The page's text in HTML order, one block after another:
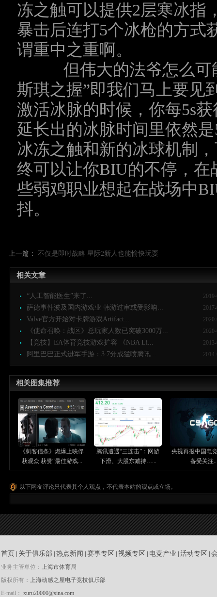
冻之触可以提供2层寒冰指
暴击后连打5个冰枪的方式
谓重中之重啊。
但伟大的法爷怎么可
斯琪之握”即我们马上要见
激活冰脉的时候，你每5s获
延长出的冰脉时间里依然是
冰冻之触和新的冰球机制
终可以让你BIU的不停，在
些弱鸡职业想起在战场中
抖。
上一篇： 不仅是即时战略 星际2新人也能愉快玩耍
相关文章
“人工智能医生”来了...
萨德事件波及国内游戏业 韩游过审或受影响...
Valve官方开始对卡牌游戏Artifact...
《使命召唤：战区》总玩家人数已突破3000万...
【竞技】EA体育竞技游戏扩容 《NBA Li...
阿里巴巴正式进军手游：3:7分成猛喷腾讯...
相关图集推荐
《刺客信条》燃爆上映俘
获观众 获赞“最佳游戏...
腾讯遭遇“三连击”：网游
下滑、大股东减持…...
央视再报中国电
备受关注
以下网友评论只代表其个人观点，不代表本站的观点或立场。
首页 关于俱乐部 热点新闻 赛事专区 视频专区 电竞产业 活动专区
业务主管单位： 上海市体育局
版权所有： 上海动感之屋电子竞技俱乐部
E-mail： xuru20000@sina.com